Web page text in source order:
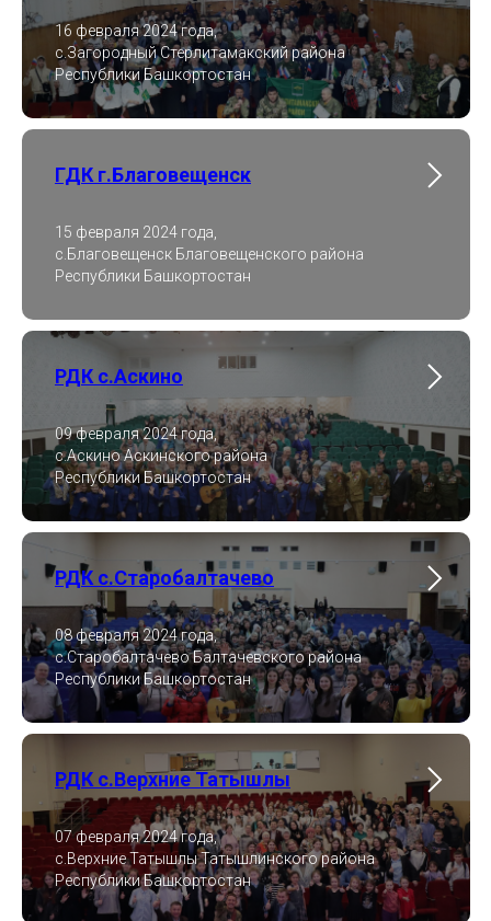
16 февраля 2024 года,
с.Загородный Стерлитамакский района
Республики Башкортостан
ГДК г.Благовещенск
15 февраля 2024 года,
с.Благовещенск Благовещенского района
Республики Башкортостан
РДК с.Аскино
09 февраля 2024 года,
с.Аскино Аскинского района
Республики Башкортостан
РДК с.Старобалтачево
08 февраля 2024 года,
с.Старобалтачево Балтачевского района
Республики Башкортостан
РДК с.Верхние Татышлы
07 февраля 2024 года,
с.Верхние Татышлы Татышлинского района
Республики Башкортостан